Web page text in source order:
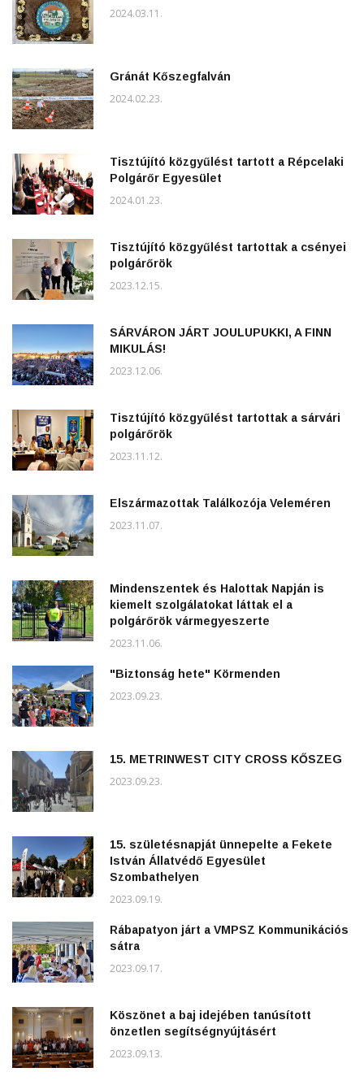
2024.03.11.
Gránát Kőszegfalván
2024.02.23.
Tisztújító közgyűlést tartott a Répcelaki
Polgárőr Egyesület
2024.01.23.
Tisztújító közgyűlést tartottak a csényei
polgárőrök
2023.12.15.
SÁRVÁRON JÁRT JOULUPUKKI, A FINN
MIKULÁS!
2023.12.06.
Tisztújító közgyűlést tartottak a sárvári
polgárőrök
2023.11.12.
Elszármazottak Találkozója Veleméren
2023.11.07.
Mindenszentek és Halottak Napján is
kiemelt szolgálatokat láttak el a
polgárőrök vármegyeszerte
2023.11.06.
"Biztonság hete" Körmenden
2023.09.23.
15. METRINWEST CITY CROSS KŐSZEG
2023.09.23.
15. születésnapját ünnepelte a Fekete
István Állatvédő Egyesület
Szombathelyen
2023.09.19.
Rábapatyon járt a VMPSZ Kommunikációs
sátra
2023.09.17.
Köszönet a baj idejében tanúsított
önzetlen segítségnyújtásért
2023.09.13.